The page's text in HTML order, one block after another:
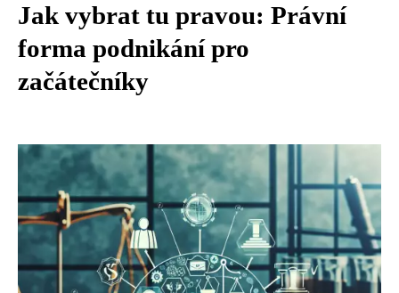
Jak vybrat tu pravou: Právní
forma podnikání pro
začátečníky